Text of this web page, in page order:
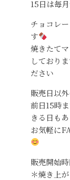
15日は毎
チョコレ
す
焼きたて
しており
ださい
販売日以
前日15時
きる日もあ
お気軽に
販売開始
＊焼き上